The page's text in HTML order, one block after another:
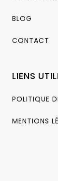
BLOG
CONTACT
LIENS
POLITIQUE
MENTIONS